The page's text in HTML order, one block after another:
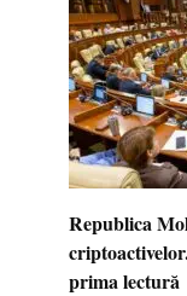
Republica
prima lectură